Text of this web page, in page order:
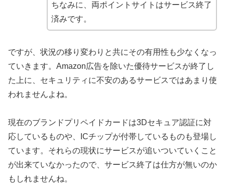
ちなみに、両ポイントサイトはサービス終了
済みです。
ですが、状況の移り変わりと共にその有用性も少なくなっ
ていきます。Amazon広告を除いた優待サービスが終了し
た上に、セキュリティに不安のあるサービスではあまり使
われませんよね。
現在のブランドプリペイドカードは3Dセキュア認証に対
応しているものや、ICチップが付帯しているものも登場し
ています。それらの現状にサービスが追いついていくこと
が出来ていなかったので、サービス終了は仕方が無いのか
もしれませんね。